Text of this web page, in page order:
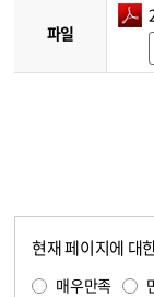
파일
현재 페이지에 대
매우만족